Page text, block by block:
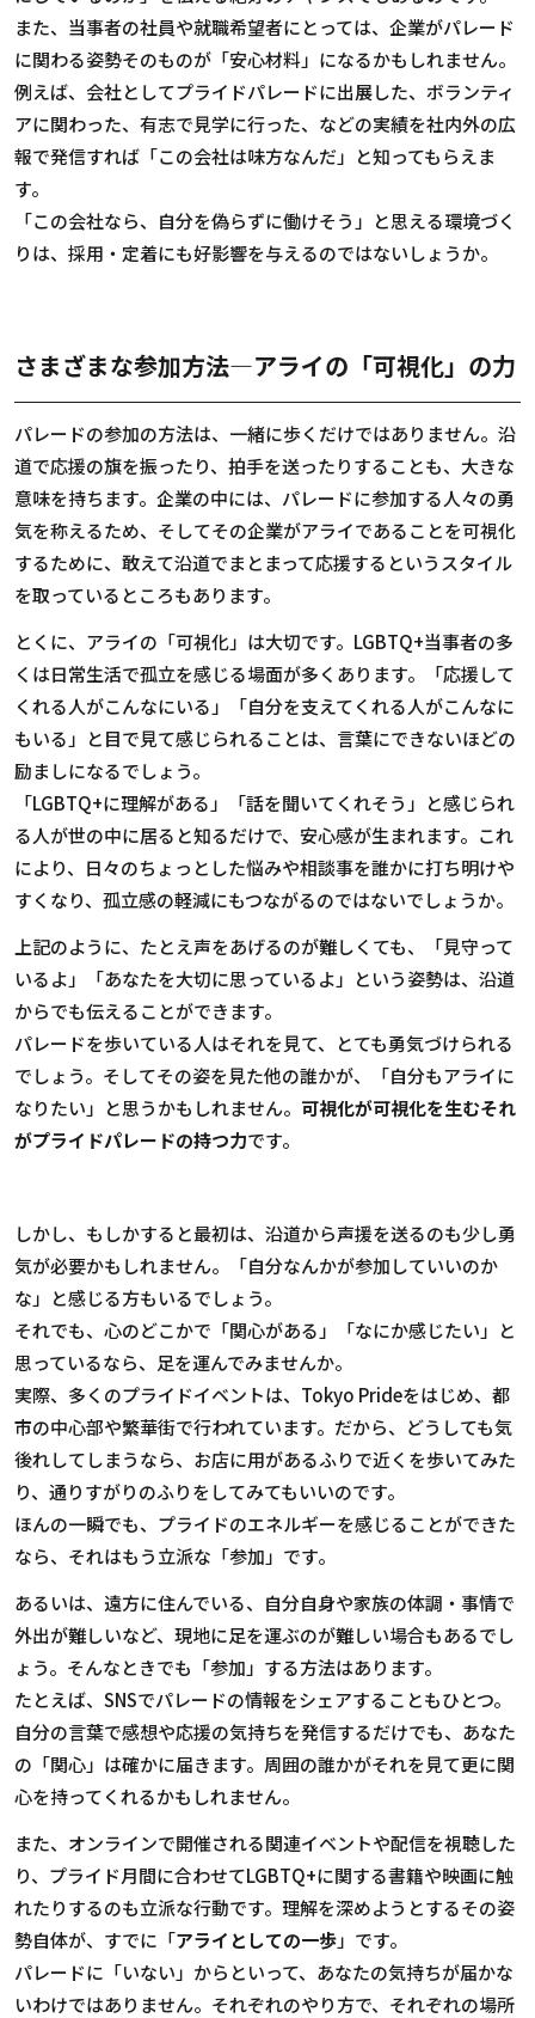
また、当事者の社員や就職希望者にとっては、企業がパレード
に関わる姿勢そのものが「安心材料」になるかもしれません。
例えば、会社としてプライドパレードに出展した、ボランティ
アに関わった、有志で見学に行った、などの実績を社内外の広
報で発信すれば「この会社は味方なんだ」と知ってもらえま
す。
「この会社なら、自分を偽らずに働けそう」と思える環境づく
りは、採用・定着にも好影響を与えるのではないしょうか。
さまざまな参加方法―アライの「可視化」の力
パレードの参加の方法は、一緒に歩くだけではありません。沿
道で応援の旗を振ったり、拍手を送ったりすることも、大きな
意味を持ちます。企業の中には、パレードに参加する人々の勇
気を称えるため、そしてその企業がアライであることを可視化
するために、敢えて沿道でまとまって応援するというスタイル
を取っているところもあります。
とくに、アライの「可視化」は大切です。LGBTQ+当事者の多
くは日常生活で孤立を感じる場面が多くあります。「応援して
くれる人がこんなにいる」「自分を支えてくれる人がこんなに
もいる」と目で見て感じられることは、言葉にできないほどの
励ましになるでしょう。
「LGBTQ+に理解がある」「話を聞いてくれそう」と感じられ
る人が世の中に居ると知るだけで、安心感が生まれます。これ
により、日々のちょっとした悩みや相談事を誰かに打ち明けや
すくなり、孤立感の軽減にもつながるのではないでしょうか。
上記のように、たとえ声をあげるのが難しくても、「見守って
いるよ」「あなたを大切に思っているよ」という姿勢は、沿道
からでも伝えることができます。
パレードを歩いている人はそれを見て、とても勇気づけられる
でしょう。そしてその姿を見た他の誰かが、「自分もアライに
なりたい」と思うかもしれません。 可視化が可視化を生む――それ
がプライドパレードの持つ力です。
しかし、もしかすると最初は、沿道から声援を送るのも少し勇
気が必要かもしれません。「自分なんかが参加していいのか
な」と感じる方もいるでしょう。
それでも、心のどこかで「関心がある」「なにか感じたい」と
思っているなら、足を運んでみませんか。
実際、多くのプライドイベントは、Tokyo Prideをはじめ、都
市の中心部や繁華街で行われています。だから、どうしても気
後れしてしまうなら、お店に用があるふりで近くを歩いてみた
り、通りすがりのふりをしてみてもいいのです。
ほんの一瞬でも、プライドのエネルギーを感じることができた
なら、それはもう立派な「参加」です。
あるいは、遠方に住んでいる、自分自身や家族の体調・事情で
外出が難しいなど、現地に足を運ぶのが難しい場合もあるでし
ょう。そんなときでも「参加」する方法はあります。
たとえば、SNSでパレードの情報をシェアすることもひとつ。
自分の言葉で感想や応援の気持ちを発信するだけでも、あなた
の「関心」は確かに届きます。周囲の誰かがそれを見て更に関
心を持ってくれるかもしれません。
また、オンラインで開催される関連イベントや配信を視聴した
り、プライド月間に合わせてLGBTQ+に関する書籍や映画に触
れたりするのも立派な行動です。理解を深めようとするその姿
勢自体が、すでに「アライとしての一歩」です。
パレードに「いない」からといって、あなたの気持ちが届かな
いわけではありません。それぞれのやり方で、それぞれの場所